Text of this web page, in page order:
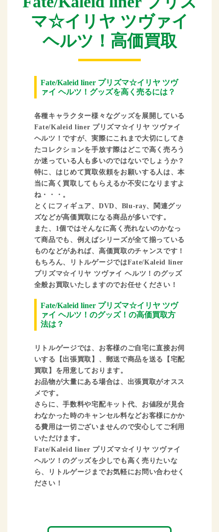
マ☆イリヤ ツヴァイ
ヘルツ！高価買取
Fate/Kaleid liner プリズマ☆イリヤ ツヴ
ァイ ヘルツ！グッズを高く売るには？
各種キャラクター様々なグッズを展開している
Fate/Kaleid liner プリズマ☆イリヤ ツヴァイ
ヘルツ！ですが、実際にこれまで大切にしてき
たコレクションを手放す際はどこで高く売ろう
か迷っている人も多いのではないでしょうか？
特に、はじめて買取依頼をお願いする人は、本
当に高く買取してもらえるか不安になりますよ
ね・・・。
とくにフィギュア、DVD、Blu-ray、関連グッ
ズなどが高価買取になる商品が多いです。
また、1個ではそんなに高く売れないのかなっ
て商品でも、例えばシリーズが全て揃っている
ものなどがあれば、高価買取のチャンスです！
もちろん、リトルゲージではFate/Kaleid liner
プリズマ☆イリヤ ツヴァイ ヘルツ！のグッズ
全般お買取いたしますのでお任せください！
Fate/Kaleid liner プリズマ☆イリヤ ツヴ
ァイ ヘルツ！のグッズ！の高価買取方
法は？
リトルゲージでは、お客様のご自宅に直接お伺
いする【出張買取】、郵送で商品を送る【宅配
買取】を用意しております。
お品物が大量にある場合は、出張買取がオスス
メです。
さらに、手数料や宅配キット代、お値段が見合
わなかった時のキャンセル料などお客様にかか
る費用は一切ございませんので安心してご利用
いただけます。
Fate/Kaleid liner プリズマ☆イリヤ ツヴァイ
ヘルツ！のグッズを少しでも高く売りたいな
ら、リトルゲージまでお気軽にお問い合わせく
ださい！